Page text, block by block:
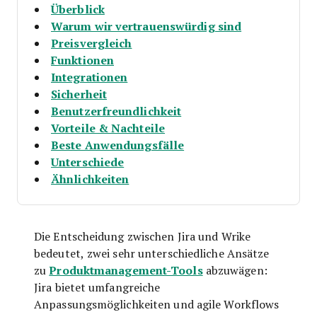
Überblick
Warum wir vertrauenswürdig sind
Preisvergleich
Funktionen
Integrationen
Sicherheit
Benutzerfreundlichkeit
Vorteile & Nachteile
Beste Anwendungsfälle
Unterschiede
Ähnlichkeiten
Die Entscheidung zwischen Jira und Wrike
bedeutet, zwei sehr unterschiedliche Ansätze
zuProduktmanagement-Toolsabzuwägen:
Jira bietet umfangreiche
Anpassungsmöglichkeiten und agile Workflows